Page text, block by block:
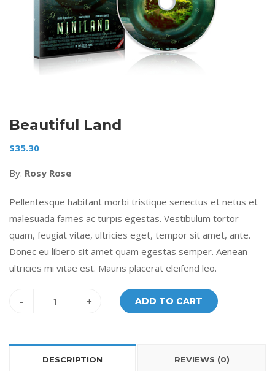
Beautiful Land
$35.30
By: Rosy Rose
Pellentesque habitant morbi tristique senectus et netus et
malesuada fames ac turpis egestas. Vestibulum tortor
quam, feugiat vitae, ultricies eget, tempor sit amet, ante.
Donec eu libero sit amet quam egestas semper. Aenean
ultricies mi vitae est. Mauris placerat eleifend leo.
– + ADD TO CART
DESCRIPTION REVIEWS (0)